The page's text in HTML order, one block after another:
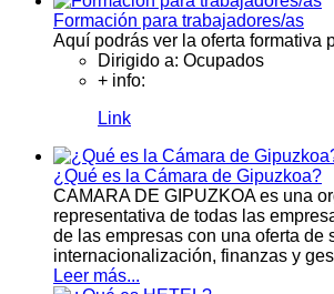
Formación para trabajadores/as
Aquí podrás ver la oferta formativa
Dirigido a: Ocupados
+ info:
Link
¿Qué es la Cámara de Gipuzkoa?
CAMARA DE GIPUZKOA es una
representativa de todas las
de las empresas con una oferta
internacionalización, finanzas y
Leer más...